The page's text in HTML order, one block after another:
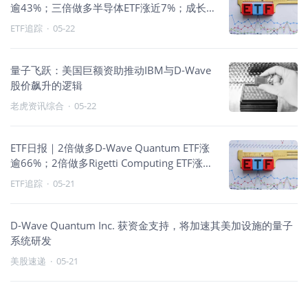
逾43%；三倍做多半导体ETF涨近7%；成长
风格上行
ETF追踪 · 05-22
量子飞跃：美国巨额资助推动IBM与D-Wave
股价飙升的逻辑
老虎资讯综合 · 05-22
ETF日报｜2倍做多D-Wave Quantum ETF涨
逾66%；2倍做多Rigetti Computing ETF涨近
61%；量子计算与成长领跑
ETF追踪 · 05-21
D-Wave Quantum Inc. 获资金支持，将加速其美加设施的量子
系统研发
美股速递 · 05-21